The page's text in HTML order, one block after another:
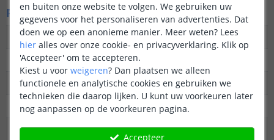
Fysieke kenmerken
Vormgeving/stijl
Modern
Materiaal
Kunststof
Kleur
Zwart
Hoogte
25,5 cm (met grondspies 37 cm)
Breedte
1,8 cm
en buiten onze website te volgen. We gebruiken uw
gegevens voor het personaliseren van advertenties. Dat
doen we op een anonieme manier. Meer weten? Lees
hier alles over onze cookie- en privacyverklaring. Klik op
'Accepteer' om te accepteren.
Kiest u voor weigeren? Dan plaatsen we alleen
functionele en analytische cookies en gebruiken we
technieken die daarop lijken. U kunt uw voorkeuren later
nog aanpassen op de voorkeuren pagina.
Accepteer